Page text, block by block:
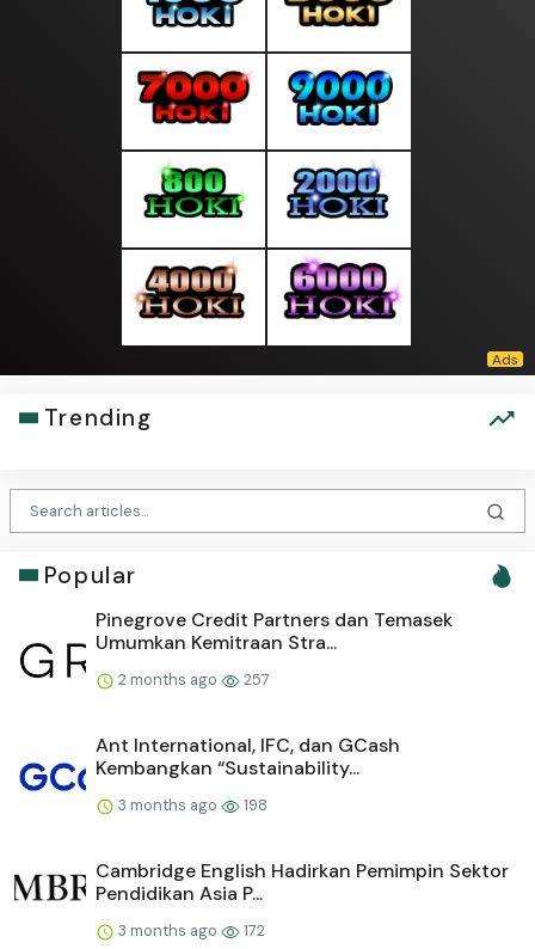
Trending
Popular
Pinegrove Credit Partners dan Temasek
Umumkan Kemitraan Stra...
2 months ago 257
Ant International, IFC, dan GCash
Kembangkan “Sustainability...
3 months ago 198
Cambridge English Hadirkan Pemimpin Sektor
Pendidikan Asia P...
3 months ago 172